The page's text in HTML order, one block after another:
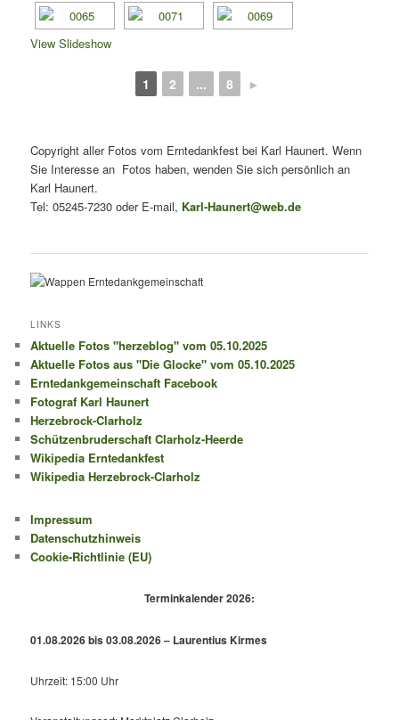
View Slideshow
1 2 ... 8 ►
Copyright aller Fotos vom Erntedankfest bei Karl Haunert. Wenn
Sie Interesse an Fotos haben, wenden Sie sich persönlich an
Karl Haunert.
Tel: 05245-7230 oder E-mail, Karl-Haunert@web.de
LINKS
Aktuelle Fotos "herzeblog" vom 05.10.2025
Aktuelle Fotos aus "Die Glocke" vom 05.10.2025
Erntedankgemeinschaft Facebook
Fotograf Karl Haunert
Herzebrock-Clarholz
Schützenbruderschaft Clarholz-Heerde
Wikipedia Erntedankfest
Wikipedia Herzebrock-Clarholz
Impressum
Datenschutzhinweis
Cookie-Richtlinie (EU)
Terminkalender 2026:
01.08.2026 bis 03.08.2026 – Laurentius Kirmes
Uhrzeit: 15:00 Uhr